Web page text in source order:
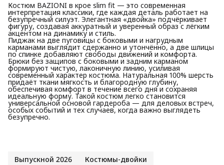
Костюм BAZIONI в крое slim fit — это современная
интерпретация классики, где каждая деталь работает на
безупречный силуэт. Элегантная «двойка» подчёркивает
фигуру, создавая аккуратный и уверенный образ с лёгким
акцентом на динамику и стиль.
Пиджак на две пуговицы с боковыми и нагрудным
карманами выглядит сдержанно и утончённо, а две шлицы
по спинке добавляют свободы движений и комфорта.
Брюки без защипов с боковыми и задним карманом
формируют чистую, лаконичную линию, усиливая
современный характер костюма. Натуральная 100% шерсть
придаёт ткани мягкость и благородную глубину,
обеспечивая комфорт в течение всего дня и сохраняя
идеальную форму. Такой костюм легко становится
универсальной основой гардероба — для деловых встреч,
особых событий и тех случаев, когда важно выглядеть
безупречно.
Выпускной 2026 Костюмы-двойки